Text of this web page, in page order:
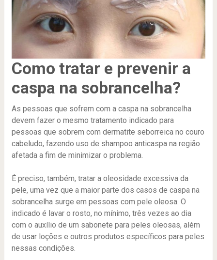
Como tratar e prevenir a
caspa na sobrancelha?
As pessoas que sofrem com a caspa na sobrancelha
devem fazer o mesmo tratamento indicado para
pessoas que sobrem com dermatite seborreica no couro
cabeludo, fazendo uso de shampoo anticaspa na região
afetada a fim de minimizar o problema.
É preciso, também, tratar a oleosidade excessiva da
pele, uma vez que a maior parte dos casos de caspa na
sobrancelha surge em pessoas com pele oleosa. O
indicado é lavar o rosto, no mínimo, três vezes ao dia
com o auxílio de um sabonete para peles oleosas, além
de usar loções e outros produtos específicos para peles
nessas condições.